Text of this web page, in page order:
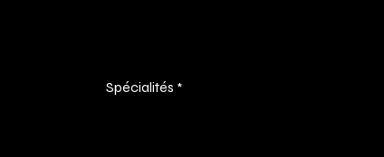
Spécialités *